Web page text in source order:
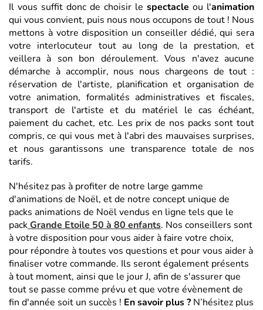
Il vous suffit donc de choisir le spectacle ou l'animation
qui vous convient, puis nous nous occupons de tout ! Nous
mettons à votre disposition un conseiller dédié, qui sera
votre interlocuteur tout au long de la prestation, et
veillera à son bon déroulement. Vous n'avez aucune
démarche à accomplir, nous nous chargeons de tout :
réservation de l'artiste, planification et organisation de
votre animation, formalités administratives et fiscales,
transport de l'artiste et du matériel le cas échéant,
paiement du cachet, etc. Les prix de nos packs sont tout
compris, ce qui vous met à l'abri des mauvaises surprises,
et nous garantissons une transparence totale de nos
tarifs.
N'hésitez pas à profiter de notre large gamme
d'animations de Noël, et de notre concept unique de
packs animations de Noël vendus en ligne tels que le
packGrande Etoile 50 à 80 enfants. Nos conseillers sont
à votre disposition pour vous aider à faire votre choix,
pour répondre à toutes vos questions et pour vous aider à
finaliser votre commande. Ils seront également présents
à tout moment, ainsi que le jour J, afin de s'assurer que
tout se passe comme prévu et que votre évènement de
fin d'année soit un succès ! En savoir plus ? N’hésitez plus